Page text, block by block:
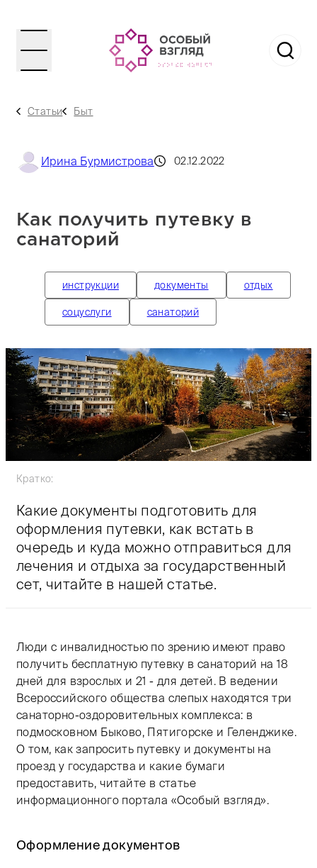
Статьи Быт
Ирина Бурмистрова 02.12.2022
Как получить путевку в
санаторий
инструкции документы отдых
соцуслуги санаторий
Кратко:
Какие документы подготовить для
оформления путевки, как встать в
очередь и куда можно отправиться для
лечения и отдыха за государственный
сет, читайте в нашей статье.
Люди с инвалидностью по зрению имеют право
получить бесплатную путевку в санаторий на 18
дней для взрослых и 21 - для детей. В ведении
Всероссийского общества слепых находятся три
санаторно-оздоровительных комплекса: в
подмосковном Быково, Пятигорске и Геленджике.
О том, как запросить путевку и документы на
проезд у государства и какие бумаги
предоставить, читайте в статье
информационного портала «Особый взгляд».
Оформление документов